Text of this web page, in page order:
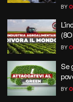
BY
BY
Se
BY